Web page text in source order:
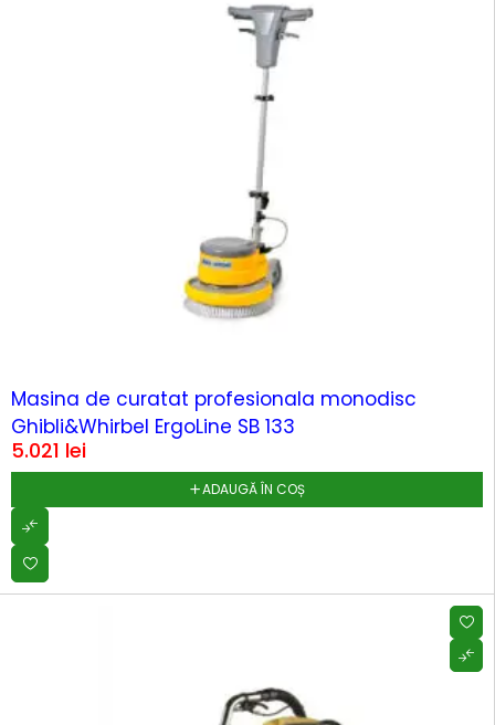
Masina de curatat profesionala monodisc
Ghibli&Whirbel ErgoLine SB 133
5.021 lei
ADAUGĂ ÎN COȘ